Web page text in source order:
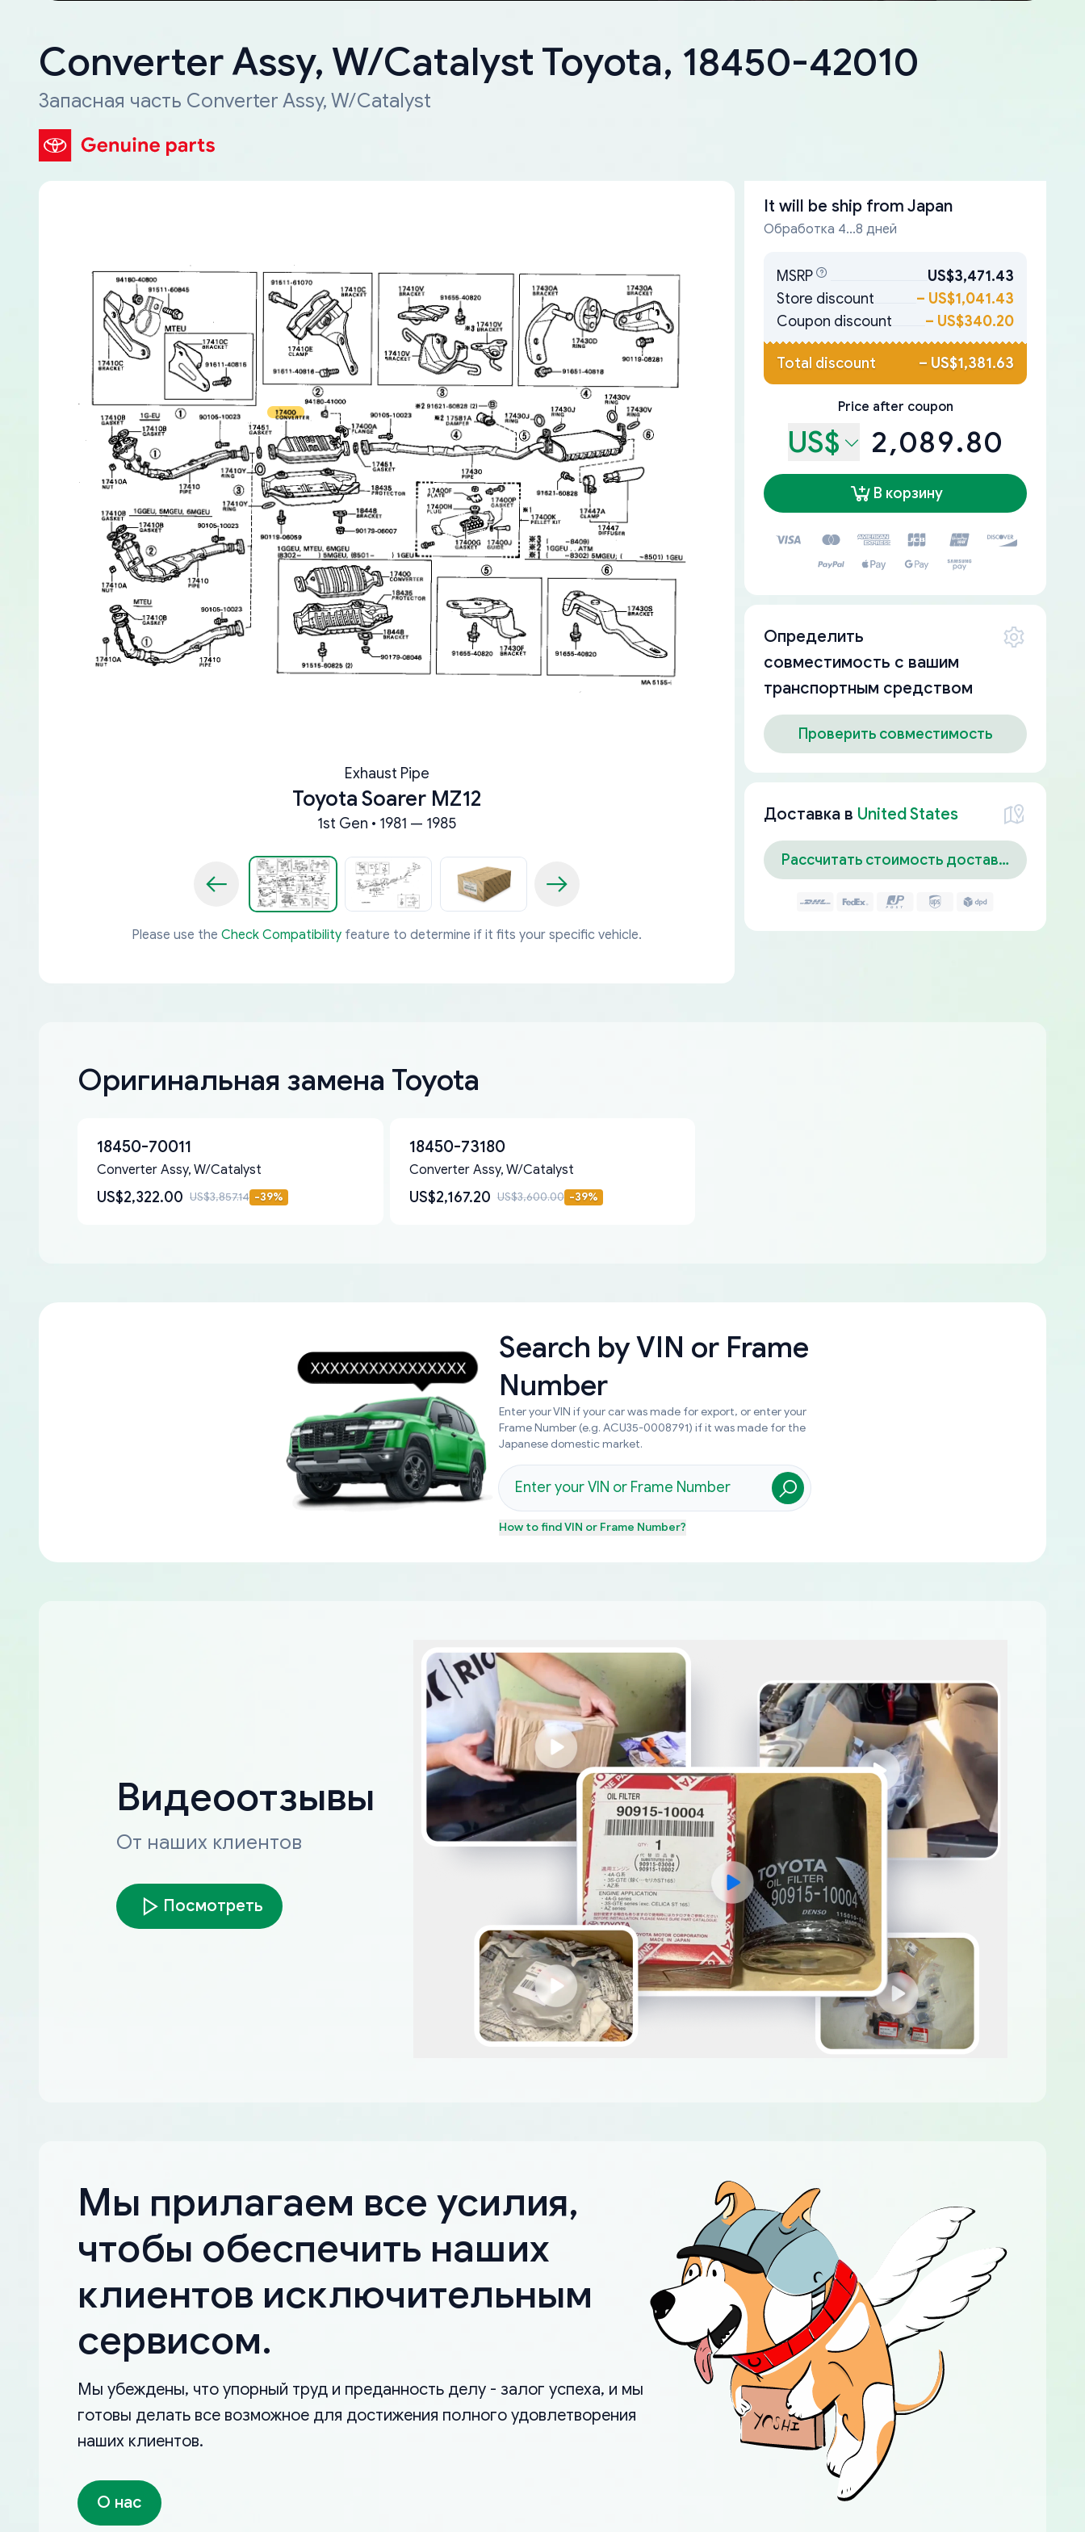
Converter Assy, W/Catalyst Toyota, 18450-42010
Запасная часть Converter Assy, W/Catalyst
Exhaust Pipe
Toyota Soarer MZ12
1st Gen • 1981 — 1985
Please use the Check Compatibility feature to determine if it fits your specific vehicle.
It will be ship from Japan
Обработка 4...8 дней
MSRP
US$3,471.43
Store discount
– US$1,041.43
Coupon discount
– US$340.20
Total discount – US$1,381.63
Price after coupon
US$ 2,089.80
В корзину
Определить
совместимость с вашим
транспортным средством
Проверить совместимость
Доставка в United States
Рассчитать стоимость доставки
Оригинальная замена Toyota
18450-70011
Converter Assy, W/Catalyst
US$2,322.00 US$3,857.14 -39%
18450-73180
Converter Assy, W/Catalyst
US$2,167.20 US$3,600.00 -39%
Search byVIN or Frame
Number
Enter your VIN if your car was made for export, or enter your
Frame Number (e.g. ACU35-0008791) if it was made for the
Japanese domestic market.
How to findVIN or Frame Number?
Видеоотзывы
От наших клиентов
Посмотреть
Мы прилагаем все усилия,
чтобы обеспечить наших
клиентов исключительным
сервисом.
Мы убеждены, что упорный труд и преданность делу - залог успеха, и мы
готовы делать все возможное для достижения полного удовлетворения
наших клиентов.
О нас